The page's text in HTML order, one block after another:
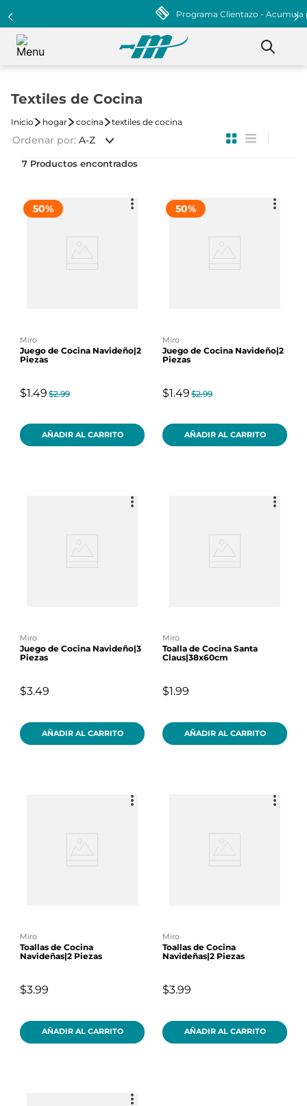
Programa Clientazo - Acumula puntos ¡Afiliate!
Textiles de Cocina
hogar cocina textiles de cocina
Ordenar por A-Z
7
50%
miro
Juego de Cocina Navideño|2
Piezas
$1.49 $2.99
AÑADIR AL CARRITO
50%
miro
Juego de Cocina Navideño|2
Piezas
$1.49 $2.99
AÑADIR AL CARRITO
miro
Juego de Cocina Navideño|3
Piezas
$3.49
AÑADIR AL CARRITO
miro
Toalla de Cocina Santa
Claus|38x60cm
$1.99
AÑADIR AL CARRITO
miro
Toallas de Cocina
Navideñas|2 Piezas
$3.99
AÑADIR AL CARRITO
miro
Toallas de Cocina
Navideñas|2 Piezas
$3.99
AÑADIR AL CARRITO